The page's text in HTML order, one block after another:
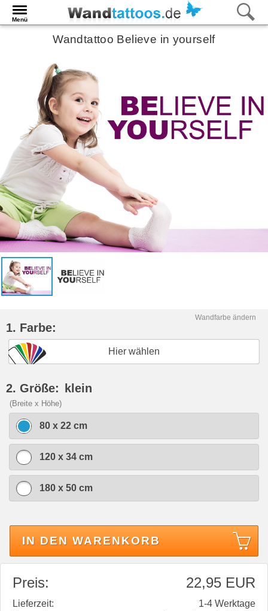
Menü
Wandtattoo Believe in yourself
Wandfarbe ändern
1. Farbe:
Hier wählen
2. Größe: klein
(Breite x Höhe)
80 x 22 cm
120 x 34 cm
180 x 50 cm
IN DEN WARENKORB
Preis: 22,95 EUR
Lieferzeit:
1-4 Werktage